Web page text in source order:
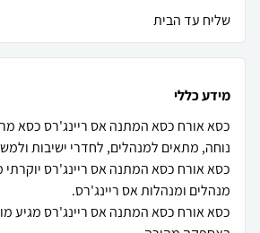
שליח עד הבית
מידע כללי
כסא אורח כסא המתנה אס ריינג'רס כסא
כסא אורח כסא המתנה אס ריינג'רס
כסא אורח כסא המתנה אס ריינג'רס מגיע